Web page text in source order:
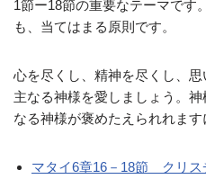
1節ー18節の重要なテーマです
も、当てはまる原則です。
心を尽くし、精神を尽くし、思
主なる神様を愛しましょう。
なる神様が褒めたえられれます
マタイ6章16－18節 クリス